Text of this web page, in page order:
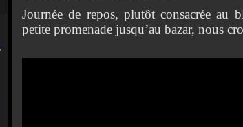
Journée de repos, plutôt consacrée au
petite promenade jusqu’au bazar, nous